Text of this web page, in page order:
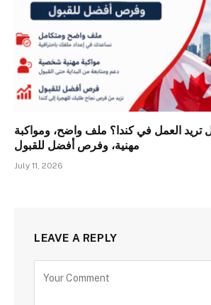
تريد العمل في كندا؟ ملف واضح، ومواكبة
مهنية، وفرص أفضل للقبول
July 11, 2026
LEAVE A REPLY